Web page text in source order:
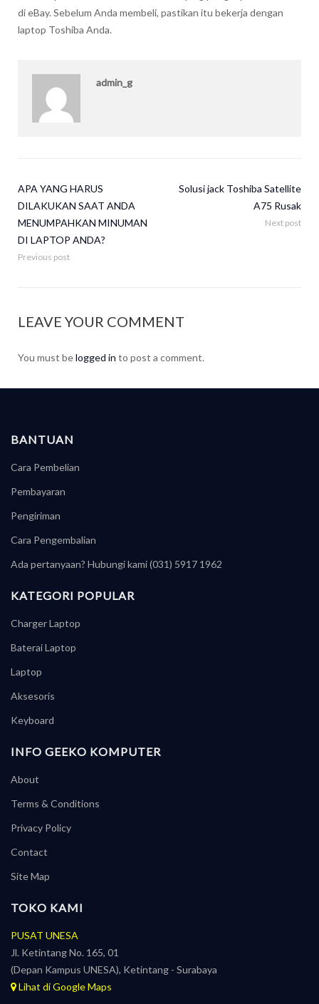
di eBay. Sebelum Anda membeli, pastikan itu bekerja dengan
laptop Toshiba Anda.
admin_g
APA YANG HARUS
DILAKUKAN SAAT ANDA
MENUMPAHKAN MINUMAN
DI LAPTOP ANDA?
Previous post
Solusi jack Toshiba Satellite
A75 Rusak
Next post
LEAVE YOUR COMMENT
You must belogged in to post a comment.
BANTUAN
Cara Pembelian
Pembayaran
Pengiriman
Cara Pengembalian
Ada pertanyaan? Hubungi kami (031) 5917 1962
KATEGORI POPULAR
Charger Laptop
Baterai Laptop
Laptop
Aksesoris
Keyboard
INFO GEEKO KOMPUTER
About
Terms & Conditions
Privacy Policy
Contact
Site Map
TOKO KAMI
PUSAT UNESA
Jl. Ketintang No. 165, 01
(Depan Kampus UNESA), Ketintang - Surabaya
Lihat di Google Maps